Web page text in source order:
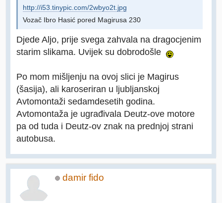
http://i53.tinypic.com/2wbyo2t.jpg
Vozač Ibro Hasić pored Magirusa 230
Djede Aljo, prije svega zahvala na dragocjenim
starim slikama. Uvijek su dobrodošle
Po mom mišljenju na ovoj slici je Magirus
(šasija), ali karoseriran u ljubljanskoj
Avtomontaži sedamdesetih godina.
Avtomontaža je ugrađivala Deutz-ove motore
pa od tuda i Deutz-ov znak na prednjoj strani
autobusa.
damir fido